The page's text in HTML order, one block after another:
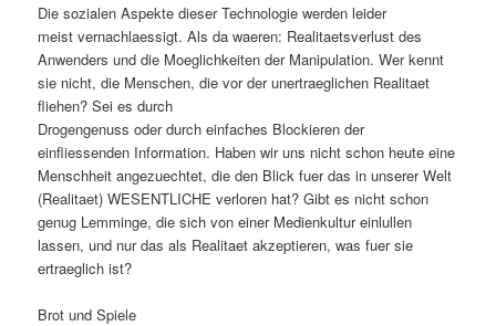
Die sozialen Aspekte dieser Technologie werden leider
meist vernachlaessigt. Als da waeren: Realitaetsverlust des
Anwenders und die Moeglichkeiten der Manipulation. Wer kennt
sie nicht, die Menschen, die vor der unertraeglichen Realitaet
fliehen? Sei es durch
Drogengenuss oder durch einfaches Blockieren der
einfliessenden Information. Haben wir uns nicht schon heute eine
Menschheit angezuechtet, die den Blick fuer das in unserer Welt
(Realitaet) WESENTLICHE verloren hat? Gibt es nicht schon
genug Lemminge, die sich von einer Medienkultur einlullen
lassen, und nur das als Realitaet akzeptieren, was fuer sie
ertraeglich ist?
Brot und Spiele